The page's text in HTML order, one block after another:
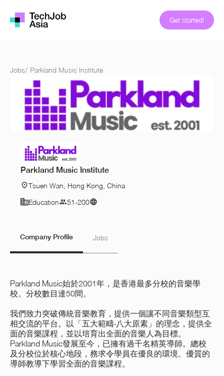
Get started!
Jobs/ Parkland Music Institute
Parkland Music Institute
Tsuen Wan, Hong Kong, China
Education
51-200
Company Profile Jobs
Parkland Music始於2001年，是香港最多分校的音樂學
校。分校數目達50間。
我們致力突破傳統音樂教育，提供一個讓不同音樂類型互
相交流的平台。以「五大範疇‧八大原素」的理念，提供全
面的音樂課程，並以培育出全面的音樂人為目標。
Parkland Music發展至今，已擁有過千名精英導師。總校
及分校位於核心地段，務求令學員在優良的環境、優質的
導師教導下學習全面的音樂課程。